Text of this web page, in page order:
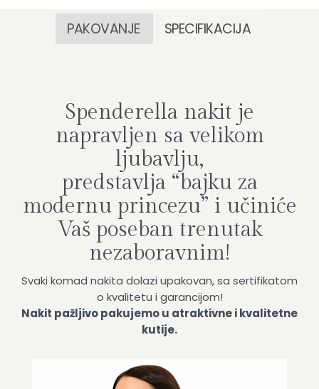
PAKOVANJE SPECIFIKACIJA
Spenderella nakit je
napravljen sa velikom
ljubavlju,
predstavlja “bajku za
modernu princezu” i učiniće
Vaš poseban trenutak
nezaboravnim!
Svaki komad nakita dolazi upakovan, sa sertifikatom
o kvalitetu i garancijom!
Nakit pažljivo pakujemo u atraktivne i kvalitetne
kutije.